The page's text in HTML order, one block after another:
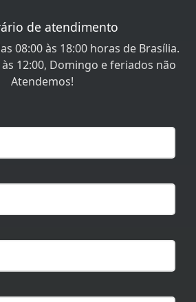
de atendimento
08:00 às 18:00 horas de Brasília.
12:00, Domingo e feriados não
Atendemos!